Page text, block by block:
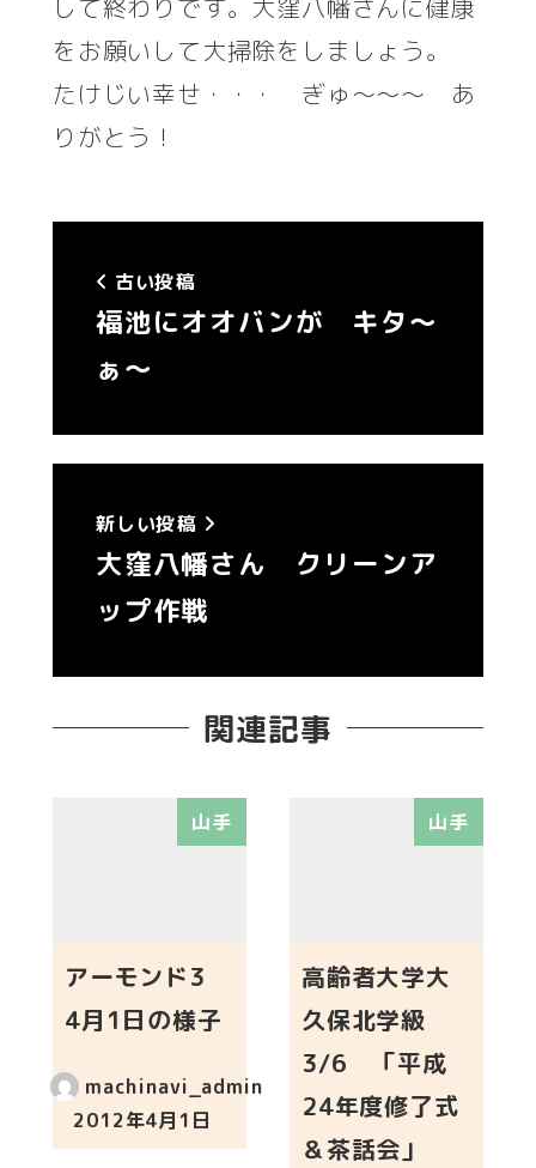
して終わりです。大窪八幡さんに健康
をお願いして大掃除をしましょう。
たけじい幸せ・・・ ぎゅ～～～ あ
りがとう！
古い投稿
福池にオオバンが キタ～
ぁ～
新しい投稿
大窪八幡さん クリーンア
ップ作戦
関連記事
山手
アーモンド3
4月1日の様子
machinavi_admin
投稿日
2012年4月1日
山手
高齢者大学大
久保北学級
3/6 「平成
24年度修了式
＆茶話会」